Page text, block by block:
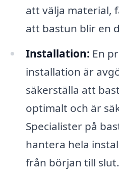
att välja material,
att bastun blir en
Installation: En
installation är
säkerställa att
optimalt och är
Specialister på
hantera hela
från början till slut.